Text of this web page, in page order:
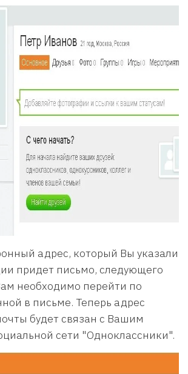
адрес, который Вы указали
придет письмо, следующего
необходимо перейти по
в письме. Теперь адрес
будет связан с Вашим
сети "Одноклассники".